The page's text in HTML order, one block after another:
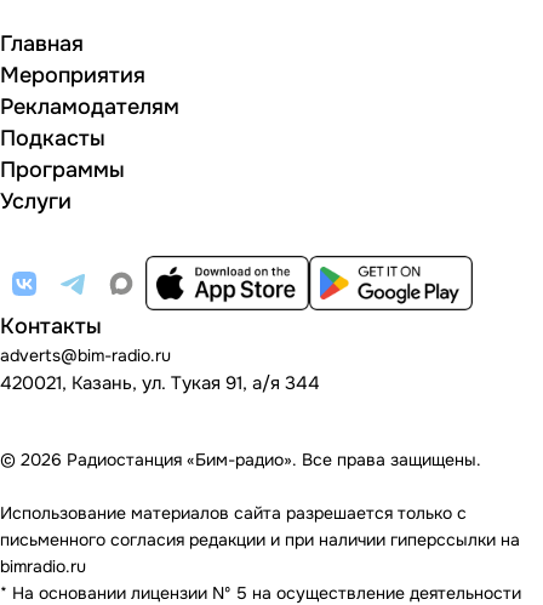
Главная
Мероприятия
Рекламодателям
Подкасты
Программы
Услуги
Контакты
adverts@bim-radio.ru
420021, Казань, ул. Тукая 91, а/я 344
© 2026 Радиостанция «Бим-радио». Все права защищены.
Использование материалов сайта разрешается только с
письменного согласия редакции и при наличии гиперссылки на
bimradio.ru
* На основании лицензии Nº 5 на осуществление деятельности